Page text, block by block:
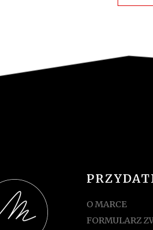
O MARCE
FORMULARZ